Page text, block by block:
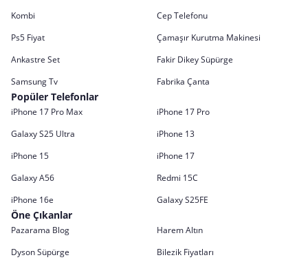
Kombi
Cep Telefonu
Ps5 Fiyat
Çamaşır Kurutma Makinesi
Ankastre Set
Fakir Dikey Süpürge
Samsung Tv
Fabrika Çanta
Popüler Telefonlar
iPhone 17 Pro Max
iPhone 17 Pro
Galaxy S25 Ultra
iPhone 13
iPhone 15
iPhone 17
Galaxy A56
Redmi 15C
iPhone 16e
Galaxy S25FE
Öne Çıkanlar
Pazarama Blog
Harem Altın
Dyson Süpürge
Bilezik Fiyatları